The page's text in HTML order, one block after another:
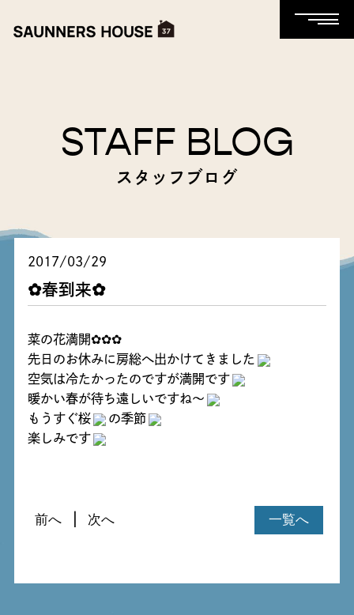
STAFF BLOG
スタッフブログ
2017/03/29
✿春到来✿
菜の花満開✿✿✿
先日のお休みに房総へ出かけてきました
空気は冷たかったのですが満開です
暖かい春が待ち遠しいですね～
もうすぐ桜
の季節
楽しみです
一覧へ
前へ 次へ